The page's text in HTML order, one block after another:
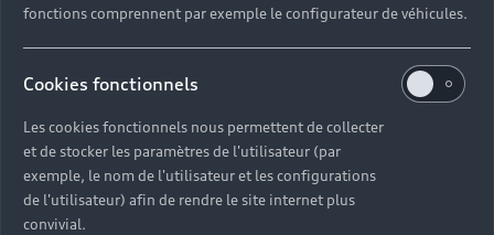
fonctions comprennent par exemple le configurateur de véhicules.
Cookies fonctionnels
Les cookies fonctionnels nous permettent de collecter
et de stocker les paramètres de l'utilisateur (par
exemple, le nom de l'utilisateur et les configurations
de l'utilisateur) afin de rendre le site internet plus
convivial.